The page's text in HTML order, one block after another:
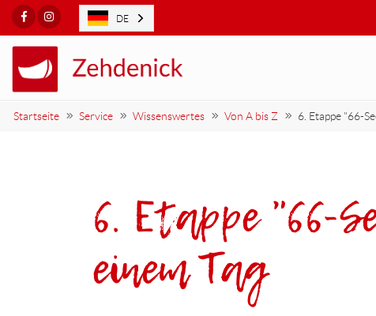
FacebookInstagram
Startseite Service Wissenswertes Von A bis Z 6. Etappe "66-
6. Etappe "66-
einem Tag
DE